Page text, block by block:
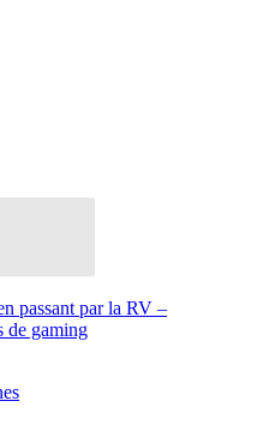
passant par la RV –
de gaming